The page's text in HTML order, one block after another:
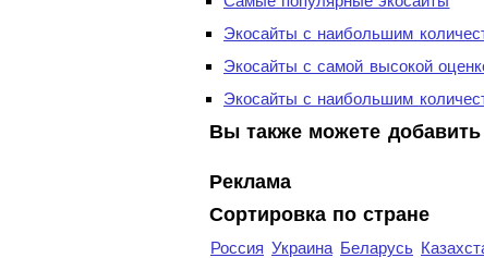
Экосайты с наибольшим
Экосайты с самой высокой
Экосайты с наибольшим
Вы также можете добавить
Реклама
Сортировка по стране
Россия Украина Беларусь